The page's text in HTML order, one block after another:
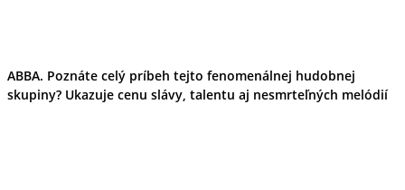
ABBA. Poznáte celý príbeh tejto fenomenálnej hudobnej
skupiny? Ukazuje cenu slávy, talentu aj nesmrteľných melódií